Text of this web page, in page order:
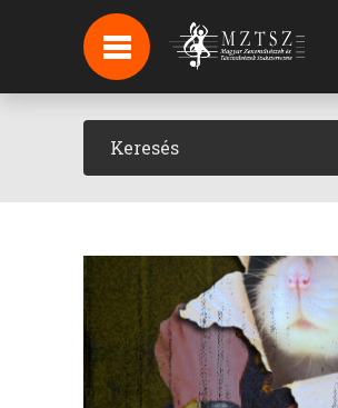
HÍREK
HÍRLEVÉL FELIRATKOZÁS
PODCAST